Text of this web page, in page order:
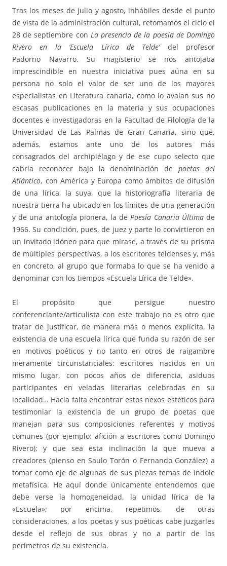
Tras los meses de julio y agosto, inhábiles desde el punto
de vista de la administración cultural, retomamos el ciclo el
28 de septiembre con La presencia de la poesía de Domingo
Rivero en la ‘Escuela Lírica de Telde’ del profesor
Padorno Navarro. Su magisterio se nos antojaba
imprescindible en nuestra iniciativa pues aúna en su
persona no solo el valor de ser uno de los mayores
especialistas en Literatura canaria, como lo avalan sus no
escasas publicaciones en la materia y sus ocupaciones
docentes e investigadoras en la Facultad de Filología de la
Universidad de Las Palmas de Gran Canaria, sino que,
además, estamos ante uno de los autores más
consagrados del archipiélago y de ese cupo selecto que
cabría reconocer bajo la denominación depoetas del
Atlántico, con América y Europa como ámbitos de difusión
de una lírica, la suya, que la historiografía literaria de
nuestra tierra ha ubicado en los límites de una generación
y de una antología pionera, la dePoesía Canaria Últimade
1966. Su condición, pues, de juez y parte lo convirtieron en
un invitado idóneo para que mirase, a través de su prisma
de múltiples perspectivas, a los escritores teldenses y, más
en concreto, al grupo que formaba lo que se ha venido a
denominar con los tiempos «Escuela Lírica de Telde».
El propósito que persigue nuestro
conferenciante/articulista con este trabajo no es otro que
tratar de justificar, de manera más o menos explícita, la
existencia de una escuela lírica que funda su razón de ser
en motivos poéticos y no tanto en otros de raigambre
meramente circunstanciales: escritores nacidos en un
mismo lugar, con pocos años de diferencia, asiduos
participantes en veladas literarias celebradas en su
localidad… Hacía falta encontrar estos nexos estéticos para
testimoniar la existencia de un grupo de poetas que
manejan para sus composiciones referentes y motivos
comunes (por ejemplo: afición a escritores como Domingo
Rivero); y que sea esta inclinación la que mueva a
creadores (pienso en Saulo Torón o Fernando González) a
tomar como eje de algunas de sus piezas temas de índole
metafísica. He aquí donde únicamente entendemos que
debe verse la homogeneidad, la unidad lírica de la
«Escuela»; por encima, repetimos, de otras
consideraciones, a los poetas y sus poéticas cabe juzgarles
desde el reflejo de sus obras y no a partir de los
perímetros de su existencia.